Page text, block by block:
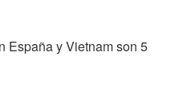
España y Vietnam son 5